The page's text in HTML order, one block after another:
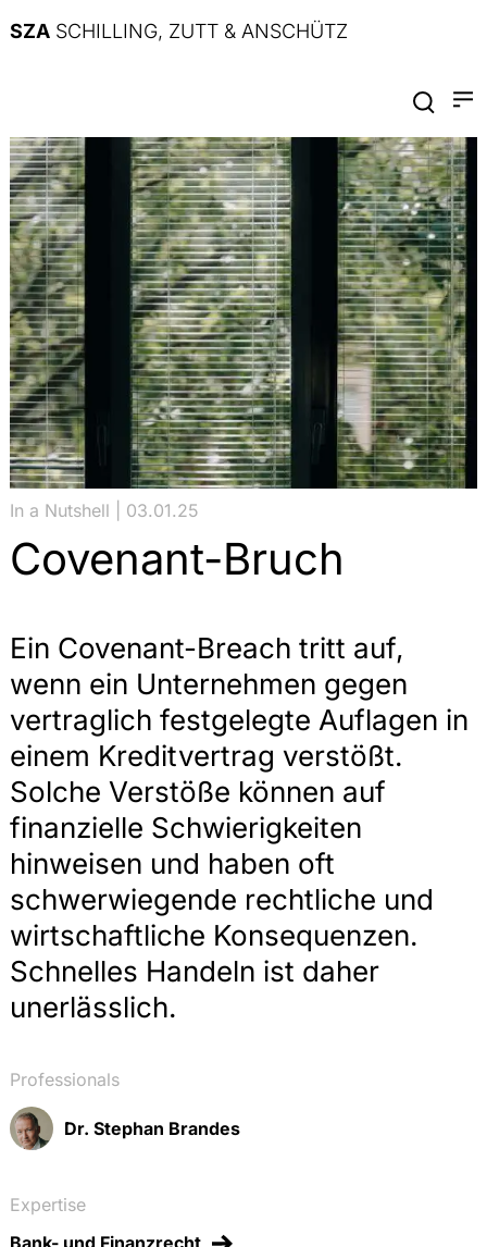
SZA SCHILLING, ZUTT & ANSCHÜTZ
In a Nutshell | 03.01.25
Covenant-Bruch
Ein Covenant-Breach tritt auf,
wenn ein Unternehmen gegen
vertraglich festgelegte Auflagen in
einem Kreditvertrag verstößt.
Solche Verstöße können auf
finanzielle Schwierigkeiten
hinweisen und haben oft
schwerwiegende rechtliche und
wirtschaftliche Konsequenzen.
Schnelles Handeln ist daher
unerlässlich.
Professionals
Dr. Stephan Brandes
Expertise
Bank- und Finanzrecht